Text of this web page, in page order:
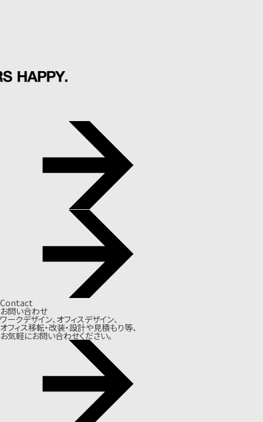
Contact
お問い合わせ
ワークデザイン、オフィスデザイン、
オフィス移転・改装・設計や見積もり等、
お気軽にお問い合わせください。